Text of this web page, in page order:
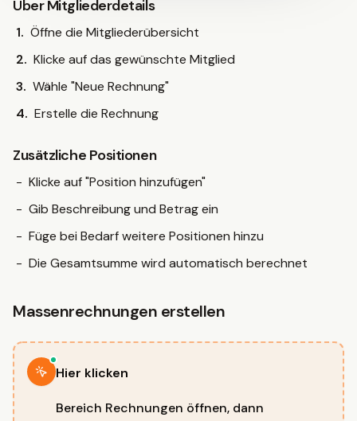
Über Mitgliederdetails
Öffne die Mitgliederübersicht
Klicke auf das gewünschte Mitglied
Wähle "Neue Rechnung"
Erstelle die Rechnung
Zusätzliche Positionen
Klicke auf "Position hinzufügen"
Gib Beschreibung und Betrag ein
Füge bei Bedarf weitere Positionen hinzu
Die Gesamtsumme wird automatisch berechnet
Massenrechnungen erstellen
Hervorgehoben
Hier klicken
Bereich Rechnungen öffnen, dann